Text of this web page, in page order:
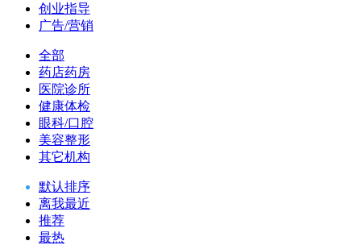
创业指导
广告/营销
全部
药店药房
医院诊所
健康体检
眼科/口腔
美容整形
其它机构
默认排序
离我最近
推荐
最热